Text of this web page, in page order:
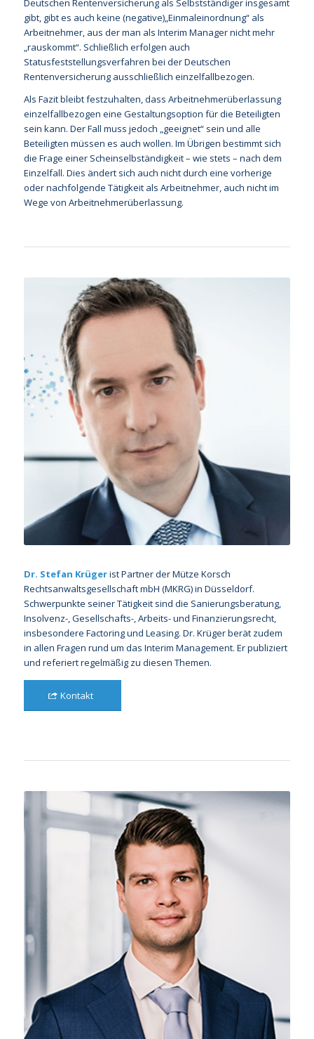
Deutschen Rentenversicherung als Selbstständiger insgesamt
gibt, gibt es auch keine (negative)„Einmaleinordnung“ als
Arbeitnehmer, aus der man als Interim Manager nicht mehr
„rauskommt“. Schließlich erfolgen auch
Statusfeststellungsverfahren bei der Deutschen
Rentenversicherung ausschließlich einzelfallbezogen.
Als Fazit bleibt festzuhalten, dass Arbeitnehmerüberlassung
einzelfallbezogen eine Gestaltungsoption für die Beteiligten
sein kann. Der Fall muss jedoch „geeignet“ sein und alle
Beteiligten müssen es auch wollen. Im Übrigen bestimmt sich
die Frage einer Scheinselbständigkeit – wie stets – nach dem
Einzelfall. Dies ändert sich auch nicht durch eine vorherige
oder nachfolgende Tätigkeit als Arbeitnehmer, auch nicht im
Wege von Arbeitnehmerüberlassung.
Dr. Stefan Krügerist Partner der Mütze Korsch
Rechtsanwaltsgesellschaft mbH (MKRG) in Düsseldorf.
Schwerpunkte seiner Tätigkeit sind die Sanierungsberatung,
Insolvenz-, Gesellschafts-, Arbeits- und Finanzierungsrecht,
insbesondere Factoring und Leasing. Dr. Krüger berät zudem
in allen Fragen rund um das Interim Management. Er publiziert
und referiert regelmäßig zu diesen Themen.
Kontakt